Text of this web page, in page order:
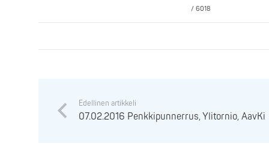
/ 6018
Edellinen artikkeli
07.02.2016 Penkkipunnerrus, Ylitornio, AavKi